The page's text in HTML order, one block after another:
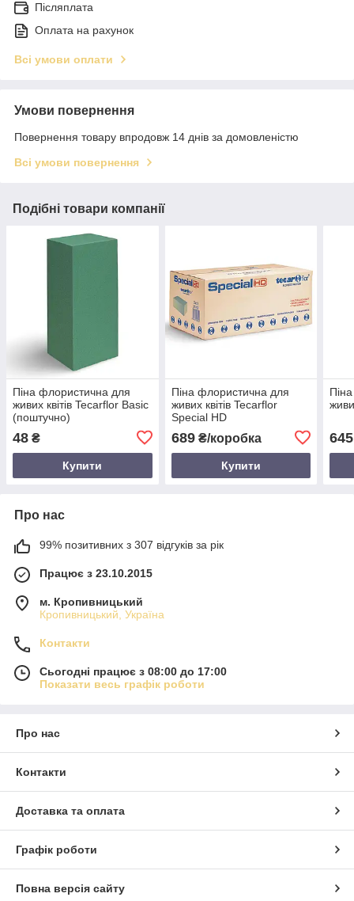
Післяплата
Оплата на рахунок
Всі умови оплати
Умови повернення
Повернення товару впродовж 14 днів за домовленістю
Всі умови повернення
Подібні товари компанії
Піна флористична для
живих квітів Tecarflor Basic
(поштучно)
48 ₴
Купити
Піна флористична для
живих квітів Tecarflor
Special HD
689₴/коробка
Купити
645
Про нас
99% позитивних з 307 відгуків за рік
Працює з 23.10.2015
м. Кропивницький
Кропивницький, Україна
Контакти
Сьогодні працює з 08:00 до 17:00
Показати весь графік роботи
Про нас
Контакти
Доставка та оплата
Графік роботи
Повна версія сайту